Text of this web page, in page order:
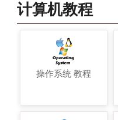
计算机教程
操作系统 教程